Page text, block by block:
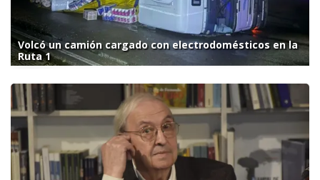
Volcó un camión cargado con electrodomésticos en la
Ruta 1